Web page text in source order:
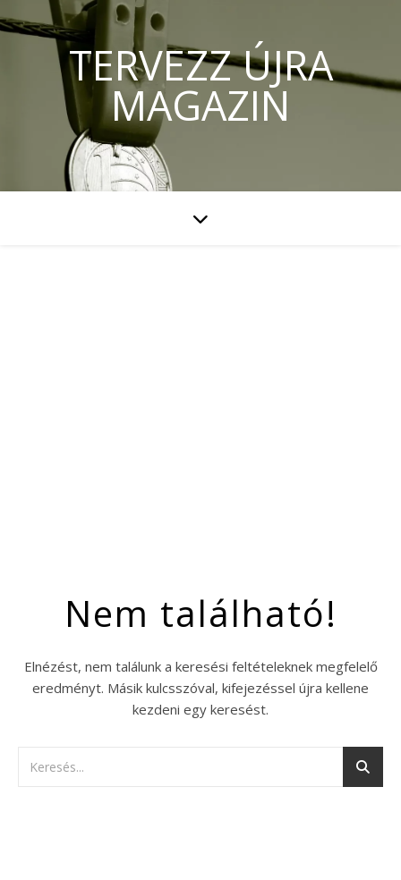
TERVEZZ ÚJRA
MAGAZIN
Nem található!
Elnézést, nem találunk a keresési feltételeknek megfelelő
eredményt. Másik kulcsszóval, kifejezéssel újra kellene
kezdeni egy keresést.